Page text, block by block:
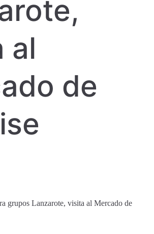
al
de
grupos Lanzarote, visita al Mercado de